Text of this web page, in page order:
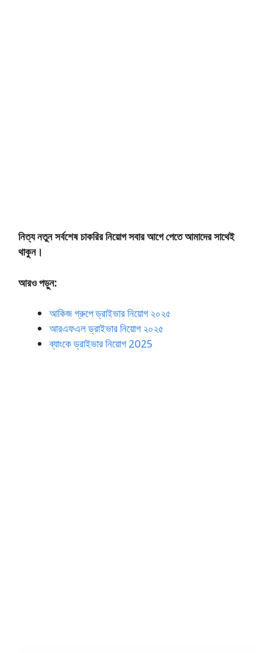
নিত্য নতুন সর্বশেষ চাকরির নিয়োগ সবার আগে পেতে আমাদের সাথেই
থাকুন।
আরও পড়ুন:
আকিজ গ্রুপে ড্রাইভার নিয়োগ ২০২৫
আরএফএল ড্রাইভার নিয়োগ ২০২৫
ব্যাংকে ড্রাইভার নিয়োগ 2025